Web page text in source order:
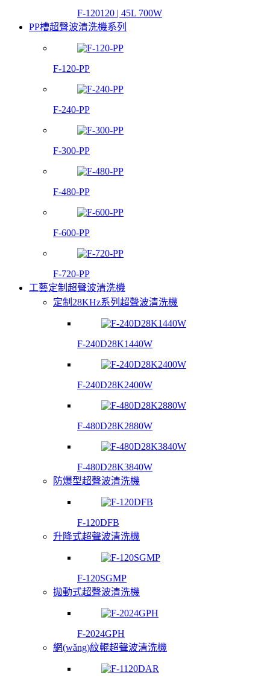
F-120120 | 45L 700W
PP槽超聲波清洗機系列
F-120-PP
F-240-PP
F-300-PP
F-480-PP
F-600-PP
F-720-PP
工藝定制超聲波清洗機
定制28KHz系列超聲波清洗機
F-240D28K1440W
F-240D28K2400W
F-480D28K2880W
F-480D28K3840W
防爆型超聲波清洗機
F-120DFB
升降式超聲波清洗機
F-120SGMP
拋動式超聲波清洗機
F-2024GPH
網(wǎng)紋輥超聲波清洗機